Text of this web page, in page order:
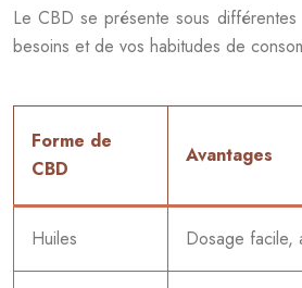
Le CBD se présente sous
besoins et de vos habitudes de
Forme de
CBD
Avantages
Huiles Dosage facile,